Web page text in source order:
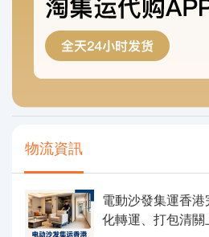
物流資訊
電動沙發集運香
化轉運、打包清關